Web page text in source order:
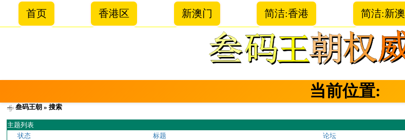
首页 香港区 新澳门 简洁:香港 简洁:新澳
当前位置:
叁码王朝 » 搜索
主题列表
状态
标题 论坛